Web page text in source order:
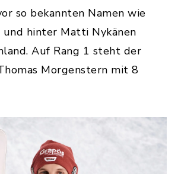
so bekannten Namen wie
und hinter Matti Nykänen
Auf Rang 1 steht der
Morgenstern mit 8